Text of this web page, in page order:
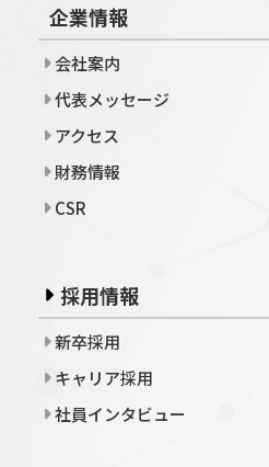
企業情報
会社案内
代表メッセージ
アクセス
財務情報
CSR
採用情報
新卒採用
キャリア採用
社員インタビュー